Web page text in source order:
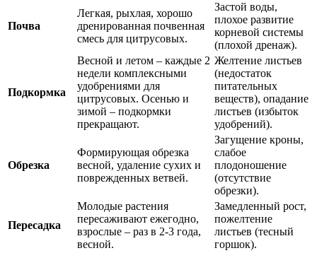
Почва
Легкая, рыхлая, хорошо
дренированная почвенная
смесь для цитрусовых.
Застой воды,
плохое развитие
корневой системы
(плохой дренаж).
Подкормка
Весной и летом – каждые 2
недели комплексными
удобрениями для
цитрусовых. Осенью и
зимой – подкормки
прекращают.
Желтение листьев
(недостаток
питательных
веществ), опадание
листьев (избыток
удобрений).
Обрезка
Формирующая обрезка
весной, удаление сухих и
поврежденных ветвей.
Загущение кроны,
слабое
плодоношение
(отсутствие
обрезки).
Пересадка
Молодые растения
пересаживают ежегодно,
взрослые – раз в 2-3 года,
весной.
Замедленный рост,
пожелтение
листьев (тесный
горшок).